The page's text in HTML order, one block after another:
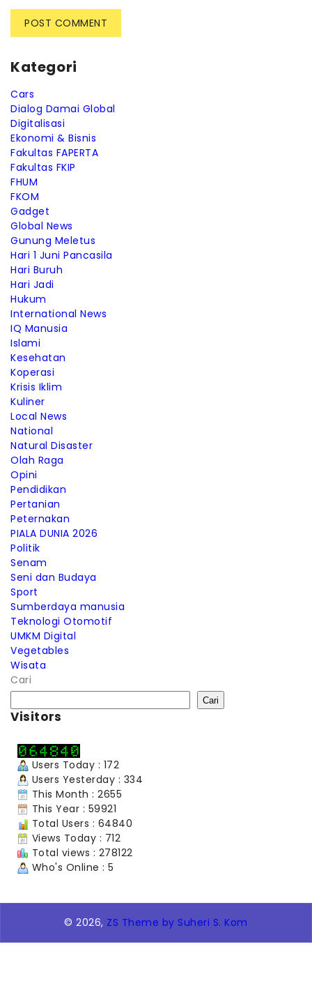
Kategori
Cars
Dialog Damai Global
Digitalisasi
Ekonomi & Bisnis
Fakultas FAPERTA
Fakultas FKIP
FHUM
FKOM
Gadget
Global News
Gunung Meletus
Hari 1 Juni Pancasila
Hari Buruh
Hari Jadi
Hukum
International News
IQ Manusia
Islami
Kesehatan
Koperasi
Krisis Iklim
Kuliner
Local News
National
Natural Disaster
Olah Raga
Opini
Pendidikan
Pertanian
Peternakan
PIALA DUNIA 2026
Politik
Senam
Seni dan Budaya
Sport
Sumberdaya manusia
Teknologi Otomotif
UMKM Digital
Vegetables
Wisata
Cari
Cari
Visitors
Users Today : 172
Users Yesterday : 334
This Month : 2655
This Year : 59921
Total Users : 64840
Views Today : 712
Total views : 278122
Who's Online : 5
© 2026, ZS Theme by Suheri S. Kom